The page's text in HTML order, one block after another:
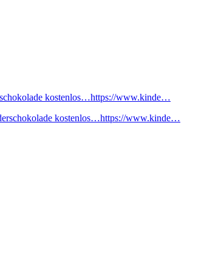
kostenlos…https://www.kinde…
kostenlos…https://www.kinde…